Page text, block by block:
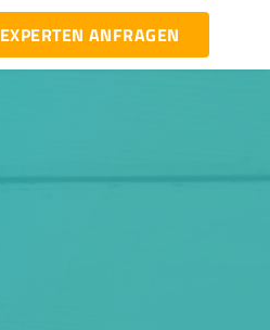
EXPERTEN ANFRAGEN